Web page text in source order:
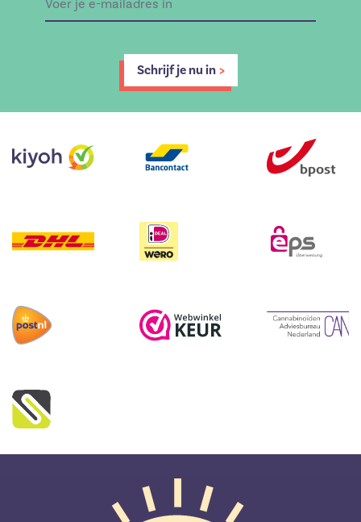
Schrijf je nu in >